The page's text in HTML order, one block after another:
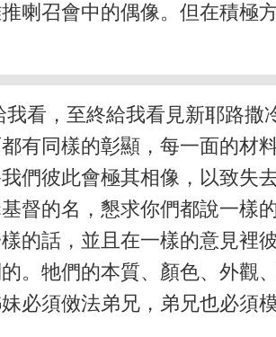
喇召會中的偶像。但在積極
看，至終給我看見新耶路
有同樣的彰顯，每一面的材
們彼此會極其相像，以致失
督的名，懇求你們都說一樣
的話，並且在一樣的意見裡
。牠們的本質、顏色、外觀
必須傚法弟兄，弟兄也必須